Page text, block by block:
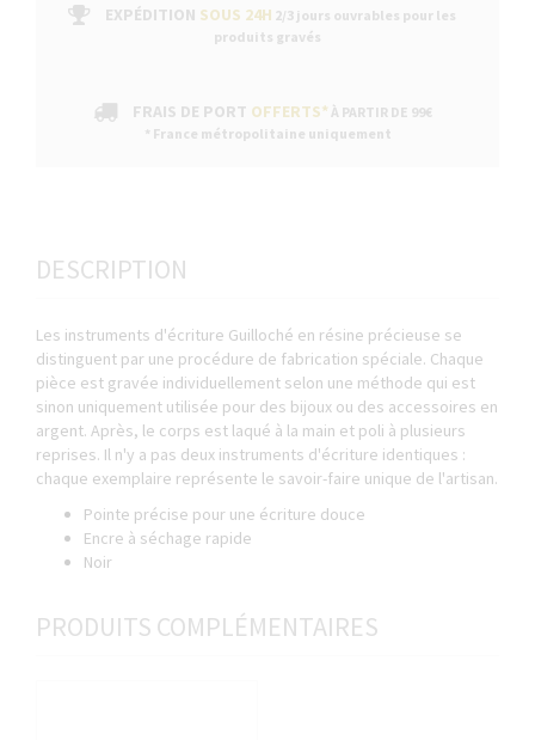
EXPÉDITION SOUS 24H 2/3 jours ouvrables pour les
produits gravés
FRAIS DE PORT OFFERTS* À PARTIR DE 99€
* France métropolitaine uniquement
DESCRIPTION
Les instruments d'écriture Guilloché en résine précieuse se
distinguent par une procédure de fabrication spéciale. Chaque
pièce est gravée individuellement selon une méthode qui est
sinon uniquement utilisée pour des bijoux ou des accessoires en
argent. Après, le corps est laqué à la main et poli à plusieurs
reprises. Il n'y a pas deux instruments d'écriture identiques :
chaque exemplaire représente le savoir-faire unique de l'artisan.
Pointe précise pour une écriture douce
Encre à séchage rapide
Noir
PRODUITS COMPLÉMENTAIRES